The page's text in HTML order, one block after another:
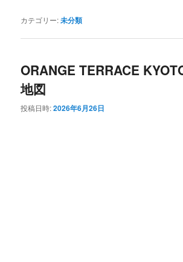
カテゴリー:未分類
ORANGE TERRACE
地図
投稿日時:2026年6月26日